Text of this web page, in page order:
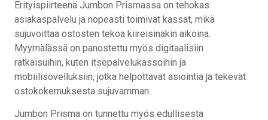
Erityispiirteenä Jumbon Prismassa on tehokas
asiakaspalvelu ja nopeasti toimivat kassat, mikä
sujuvoittaa ostosten tekoa kiireisinäkin aikoina.
Myymälässä on panostettu myös digitaalisiin
ratkaisuihin, kuten itsepalvelukassoihin ja
mobiilisovelluksiin, jotka helpottavat asiointia ja tekevät
ostokokemuksesta sujuvamman.
Jumbon Prisma on tunnettu myös edullisesta